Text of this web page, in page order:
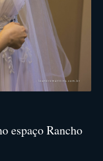
espaço Rancho